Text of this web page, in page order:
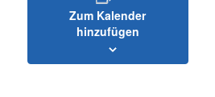
Zum Kalender
hinzufügen